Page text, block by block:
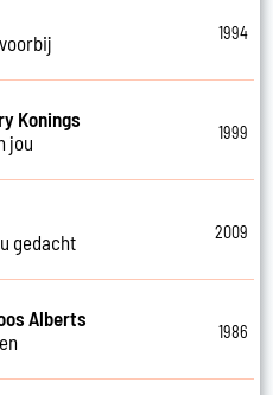
1994
Konings
jou
1999
gedacht
2009
Alberts
1986